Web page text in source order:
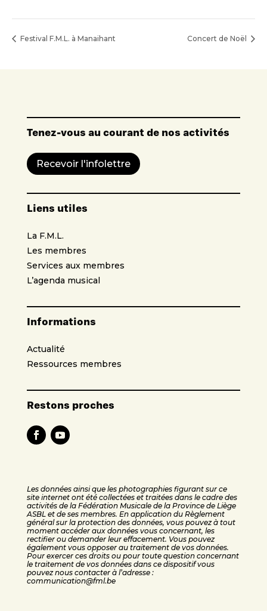
Festival F.M.L. à Manaihant Concert de Noël
Tenez-vous au courant de nos activités
Recevoir l'infolettre
Liens utiles
La F.M.L.
Les membres
Services aux membres
L’agenda musical
Informations
Actualité
Ressources membres
Restons proches
Les données ainsi que les photographies figurant sur ce
site internet ont été collectées et traitées dans le cadre des
activités de la Fédération Musicale de la Province de Liège
ASBL et de ses membres. En application du Règlement
général sur la protection des données, vous pouvez à tout
moment accéder aux données vous concernant, les
rectifier ou demander leur effacement. Vous pouvez
également vous opposer au traitement de vos données.
Pour exercer ces droits ou pour toute question concernant
le traitement de vos données dans ce dispositif vous
pouvez nous contacter à l’adresse :
communication@fml.be